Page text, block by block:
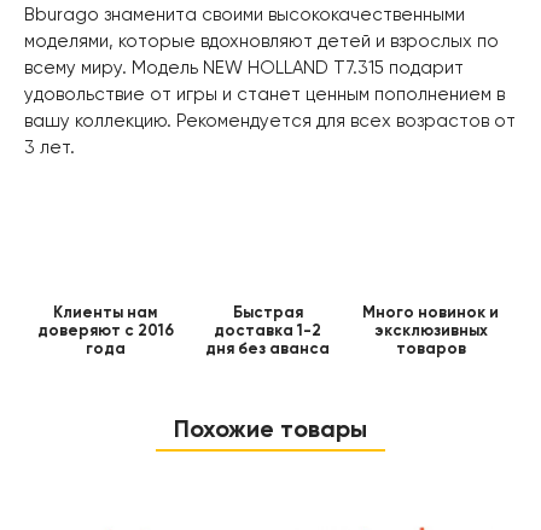
Bburago знаменита своими высококачественными
моделями, которые вдохновляют детей и взрослых по
всему миру. Модель NEW HOLLAND T7.315 подарит
удовольствие от игры и станет ценным пополнением в
вашу коллекцию. Рекомендуется для всех возрастов от
3 лет.
Клиенты нам
доверяют с 2016
года
Быстрая
доставка 1-2
дня без аванса
Много новинок и
эксклюзивных
товаров
Похожие товары